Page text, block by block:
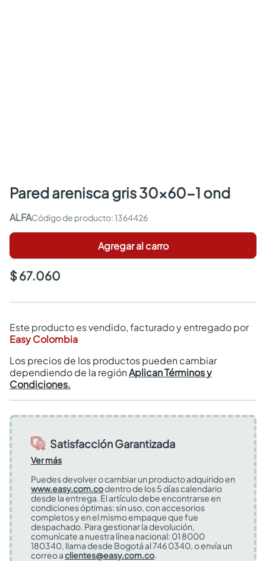
pared arenisca gris 30x60-1 ond
ALFA :1364426
Agregar al carro
$ 67.060
Este producto es vendido, facturado y entregado por
Easy Colombia
Los precios de los productos pueden cambiar
dependiendo de la regiónAplican Términos y
Condiciones.
Satisfacción Garantizada
Ver más
Puedes devolver o cambiar un producto adquirido en
www.easy.com.codentro de los 5 días calendario
desde la entrega. El artículo debe encontrarse en
condiciones óptimas: sin uso, con accesorios
completos y en el mismo empaque que fue
despachado. Para gestionar la devolución,
comunícate a nuestra línea nacional: 01 8000
180340, llama desde Bogotá al 746 0340, o envía un
correo aclientes@easy.com.co.